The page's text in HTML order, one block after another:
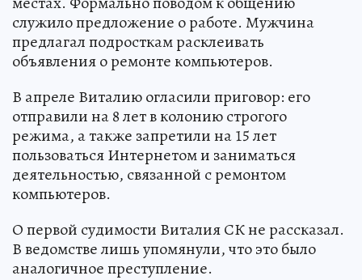
служило предложение о работе. Мужчина
предлагал подросткам расклеивать
объявления о ремонте компьютеров.
В апреле Виталию огласили приговор: его
отправили на 8 лет в колонию строгого
режима, а также запретили на 15 лет
пользоваться Интернетом и заниматься
деятельностью, связанной с ремонтом
компьютеров.
О первой судимости Виталия СК не рассказал.
В ведомстве лишь упомянули, что это было
аналогичное преступление.